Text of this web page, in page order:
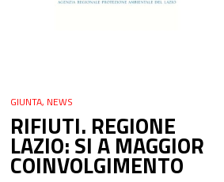
GIUNTA, NEWS
RIFIUTI. REGIONE
LAZIO: SI A MAGGIOR
COINVOLGIMENTO